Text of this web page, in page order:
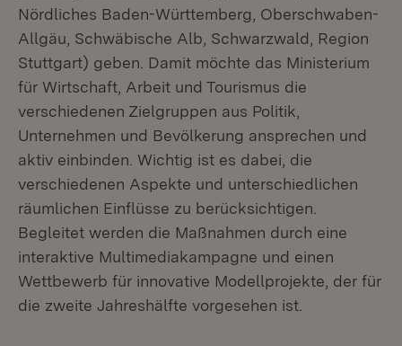
Nördliches Baden-Württemberg, Oberschwaben-
Allgäu, Schwäbische Alb, Schwarzwald, Region
Stuttgart) geben. Damit möchte das Ministerium
für Wirtschaft, Arbeit und Tourismus die
verschiedenen Zielgruppen aus Politik,
Unternehmen und Bevölkerung ansprechen und
aktiv einbinden. Wichtig ist es dabei, die
verschiedenen Aspekte und unterschiedlichen
räumlichen Einflüsse zu berücksichtigen.
Begleitet werden die Maßnahmen durch eine
interaktive Multimediakampagne und einen
Wettbewerb für innovative Modellprojekte, der für
die zweite Jahreshälfte vorgesehen ist.